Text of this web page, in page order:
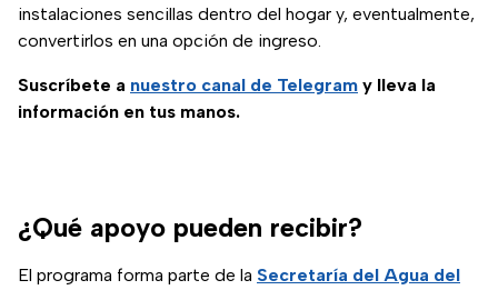
instalaciones sencillas dentro del hogar y, eventualmente,
convertirlos en una opción de ingreso.
Suscríbete a nuestro canal de Telegram y lleva la
información en tus manos.
¿Qué apoyo pueden recibir?
El programa forma parte de la Secretaría del Agua del